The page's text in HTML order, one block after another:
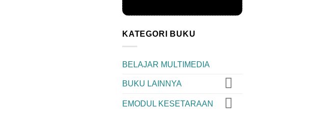
KATEGORI BUKU
BELAJAR MULTIMEDIA
BUKU LAINNYA
EMODUL KESETARAAN